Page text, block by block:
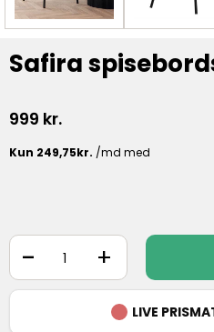
Safira
999 kr.
+
-
LIVE